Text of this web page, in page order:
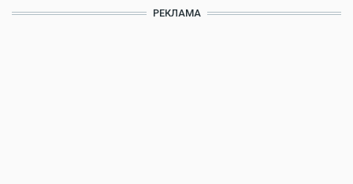
РЕКЛАМА